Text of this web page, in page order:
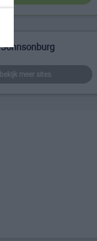
bekijk meer sites